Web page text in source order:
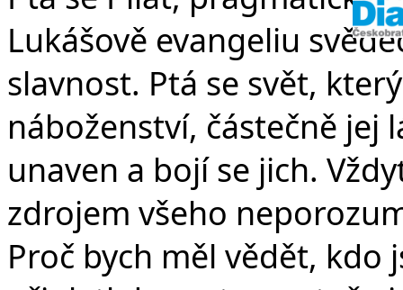
Lukášově evangeliu
slavnost. Ptá se svět,
náboženství, částečně jej
unaven a bojí se jich.
zdrojem všeho
Proč bych měl vědět, kdo